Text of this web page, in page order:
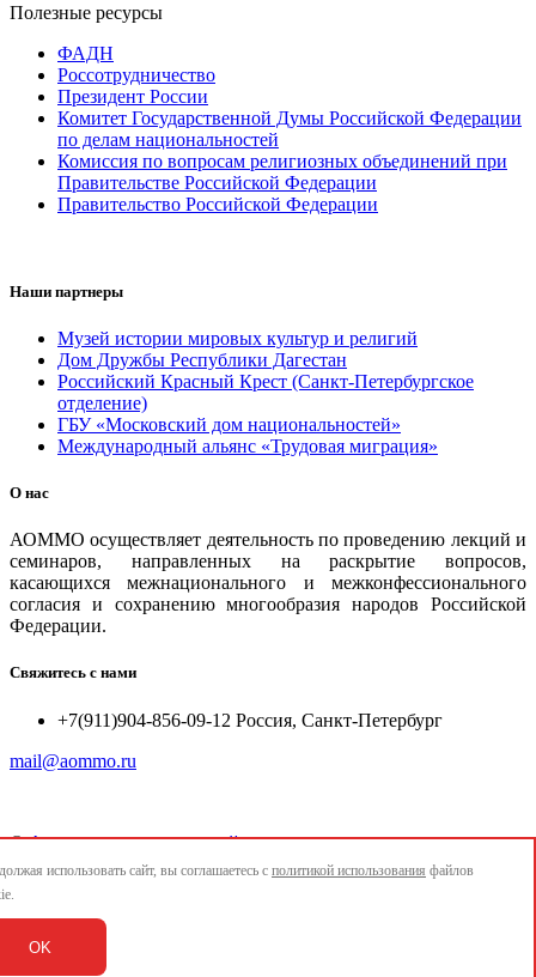
Полезные ресурсы
ФАДН
Россотрудничество
Президент России
Комитет Государственной Думы Российской Федерации
по делам национальностей
Комиссия по вопросам религиозных объединений при
Правительстве Российской Федерации
Правительство Российской Федерации
Наши партнеры
Музей истории мировых культур и религий
Дом Дружбы Республики Дагестан
Российский Красный Крест (Санкт-Петербургское
отделение)
ГБУ «Московский дом национальностей»
Международный альянс «Трудовая миграция»
О нас
АОММО осуществляет деятельность по проведению лекций и
семинаров, направленных на раскрытие вопросов,
касающихся межнационального и межконфессионального
согласия и сохранению многообразия народов Российской
Федерации.
Свяжитесь с нами
+7(911)904-856-09-12 Россия, Санкт-Петербург
mail@aommo.ru
© Ассоциация организаций по реализации национальных
проектов и достижению национальных целей развития
mail@aommo.ru
использовать сайт, вы соглашаетесь с политикой использования файлов
OK